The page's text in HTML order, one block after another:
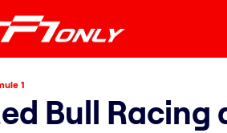
1
Bull Racing